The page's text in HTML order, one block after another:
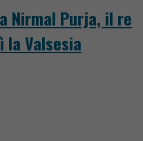
Nirmal Purja, il re
Valsesia